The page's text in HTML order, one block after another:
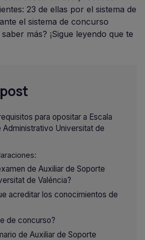
23 de ellas por el sistema de
el sistema de concurso
más? ¡Sigue leyendo que te
para opositar a Escala
Administrativo Universitat de
de Auxiliar de Soporte
de Valéncia?
acreditar los conocimientos de
de concurso?
de Auxiliar de Soporte